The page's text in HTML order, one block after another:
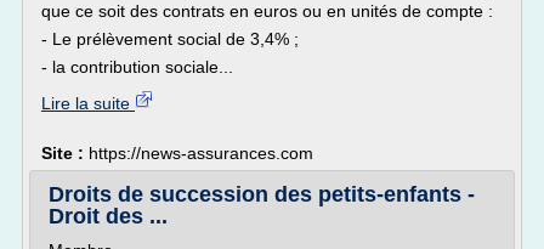
que ce soit des contrats en euros ou en unités de compte :
- Le prélèvement social de 3,4% ;
- la contribution sociale...
Lire la suite
Site : https://news-assurances.com
Droits de succession des petits-enfants -
Droit des ...